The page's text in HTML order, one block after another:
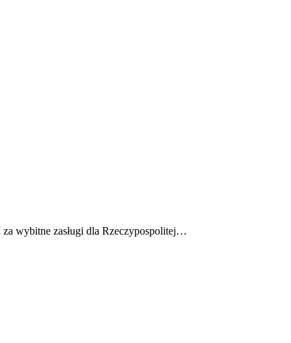
wybitne zasługi dla Rzeczypospolitej…